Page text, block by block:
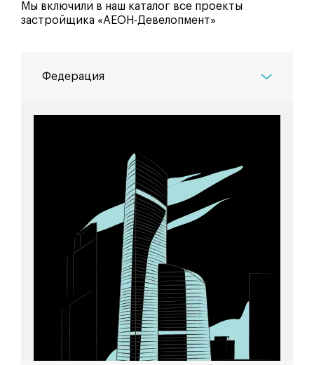
Мы включили в наш каталог все проекты
застройщика «АЕОН-Девелопмент»
Федерация
Федерация